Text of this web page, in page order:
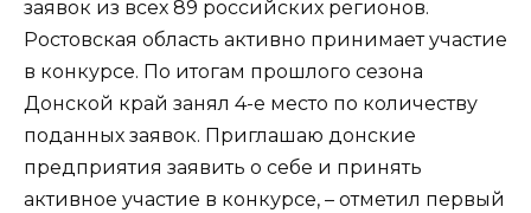
заявок из всех 89 российских регионов.
Ростовская область активно принимает участие
в конкурсе. По итогам прошлого сезона
Донской край занял 4-е место по количеству
поданных заявок. Приглашаю донские
предприятия заявить о себе и принять
активное участие в конкурсе, – отметил первый